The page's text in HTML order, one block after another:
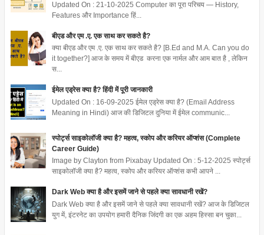
Updated On : 21-10-2025 Computer का पूरा परिचय — History,
Features और Importance हिं...
बीएड और एम .ए. एक साथ कर सकते है?
क्या बीएड और एम .ए. एक साथ कर सकते है? [B.Ed and M.A. Can you do
it together?] आज के समय में बीएड करना एक नार्मल और आम बात है , लेकिन
स...
ईमेल एड्रेस क्या है? हिंदी में पूरी जानकारी
Updated On : 16-09-2025 ईमेल एड्रेस क्या है? (Email Address
Meaning in Hindi) आज की डिजिटल दुनिया में ईमेल communic...
स्पोर्ट्स साइकोलॉजी क्या है? महत्व, स्कोप और करियर ऑप्शंस (Complete
Career Guide)
Image by Clayton from Pixabay Updated On : 5-12-2025 स्पोर्ट्स
साइकोलॉजी क्या है? महत्व, स्कोप और करियर ऑप्शंस कभी आपने ...
Dark Web क्या है और इसमें जाने से पहले क्या सावधानी रखें?
Dark Web क्या है और इसमें जाने से पहले क्या सावधानी रखें? आज के डिजिटल
युग में, इंटरनेट का उपयोग हमारी दैनिक जिंदगी का एक अहम हिस्सा बन चुका...